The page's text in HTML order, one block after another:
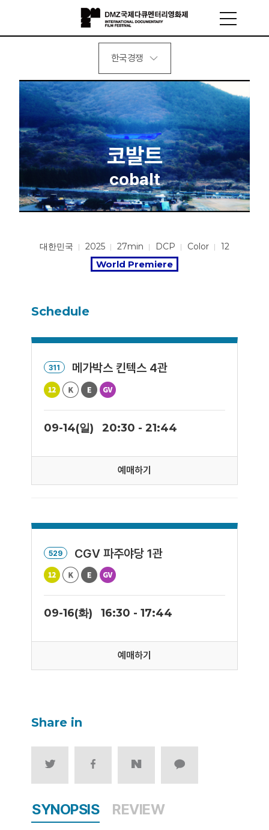
한국경쟁
코발트
cobalt
대한민국 2025 27min DCP Color 12
World Premiere
SYNOPSIS REVIEW
Schedule
311 메가박스 킨텍스 4관
09-14(일) 20:30 - 21:44
예매하기
529 CGV 파주야당 1관
09-16(화) 16:30 - 17:44
예매하기
Share in